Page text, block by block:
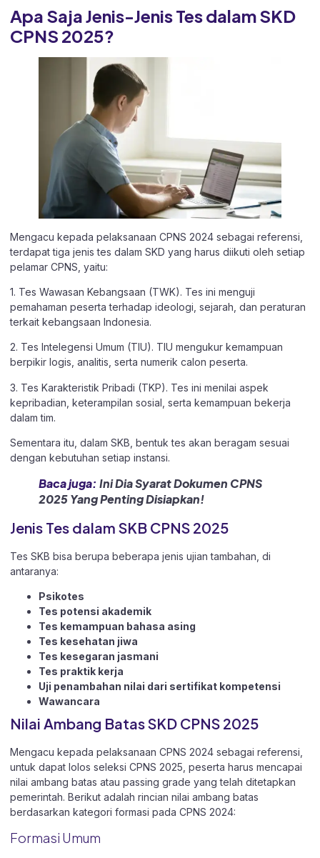
Apa Saja Jenis-Jenis Tes dalam SKD
CPNS 2025?
Mengacu kepada pelaksanaan CPNS 2024 sebagai referensi,
terdapat tiga jenis tes dalam SKD yang harus diikuti oleh setiap
pelamar CPNS, yaitu:
1. Tes Wawasan Kebangsaan (TWK). Tes ini menguji
pemahaman peserta terhadap ideologi, sejarah, dan peraturan
terkait kebangsaan Indonesia.
2. Tes Intelegensi Umum (TIU). TIU mengukur kemampuan
berpikir logis, analitis, serta numerik calon peserta.
3. Tes Karakteristik Pribadi (TKP). Tes ini menilai aspek
kepribadian, keterampilan sosial, serta kemampuan bekerja
dalam tim.
Sementara itu, dalam SKB, bentuk tes akan beragam sesuai
dengan kebutuhan setiap instansi.
Baca juga: Ini Dia Syarat Dokumen CPNS
2025 Yang Penting Disiapkan!
Jenis Tes dalam SKB CPNS 2025
Tes SKB bisa berupa beberapa jenis ujian tambahan, di
antaranya:
Psikotes
Tes potensi akademik
Tes kemampuan bahasa asing
Tes kesehatan jiwa
Tes kesegaran jasmani
Tes praktik kerja
Uji penambahan nilai dari sertifikat kompetensi
Wawancara
Nilai Ambang Batas SKD CPNS 2025
Mengacu kepada pelaksanaan CPNS 2024 sebagai referensi,
untuk dapat lolos seleksi CPNS 2025, peserta harus mencapai
nilai ambang batas atau passing grade yang telah ditetapkan
pemerintah. Berikut adalah rincian nilai ambang batas
berdasarkan kategori formasi pada CPNS 2024:
Formasi Umum